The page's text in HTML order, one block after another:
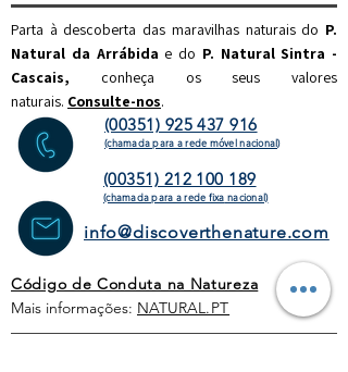
Parta à descoberta das maravilhas naturais do P.
Natural da Arrábida e do P. Natural Sintra -
Cascais, conheça os seus valores
naturais. Consulte-nos.
(00351) 925 437 916
(chamada para a rede móvel nacional)
(00351) 212 100 189
(chamada para a rede fixa nacional)
info@discoverthenature.com
Código de Conduta na Natureza
Mais informações: NATURAL.PT